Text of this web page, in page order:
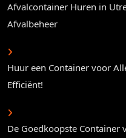
Afvalcontainer Huren in
Afvalbeheer
Huur een Container voor
Efficiënt!
De Goedkoopste Container